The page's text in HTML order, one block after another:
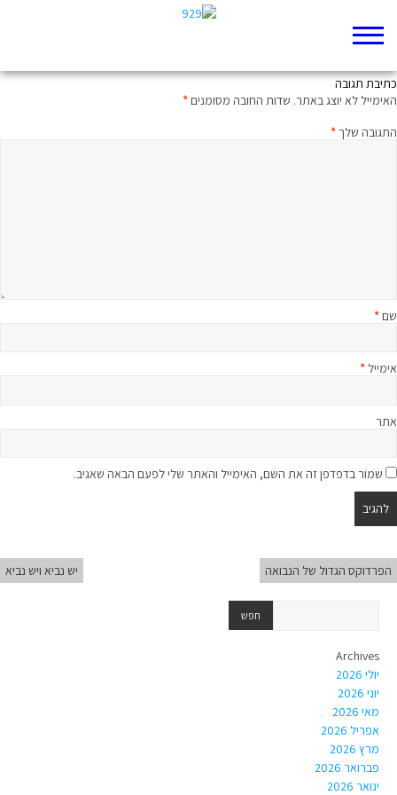
ממעמקים קראתיך: מיטיבי לכת לירמיהו פרק כח
כתיבת תגובה
האימייל לא יוצג באתר. שדות החובה מסומנים*
התגובה שלך*
שם*
אימייל *
אתר
שמור בדפדפן זה את השם, האימייל והאתר שלי לפעם הבאה שאגיב.
הפרדוקס הגדול של הנבואה יש נביא ויש נביא
Archives
יולי 2026
יוני 2026
מאי 2026
אפריל 2026
מרץ 2026
פברואר 2026
ינואר 2026